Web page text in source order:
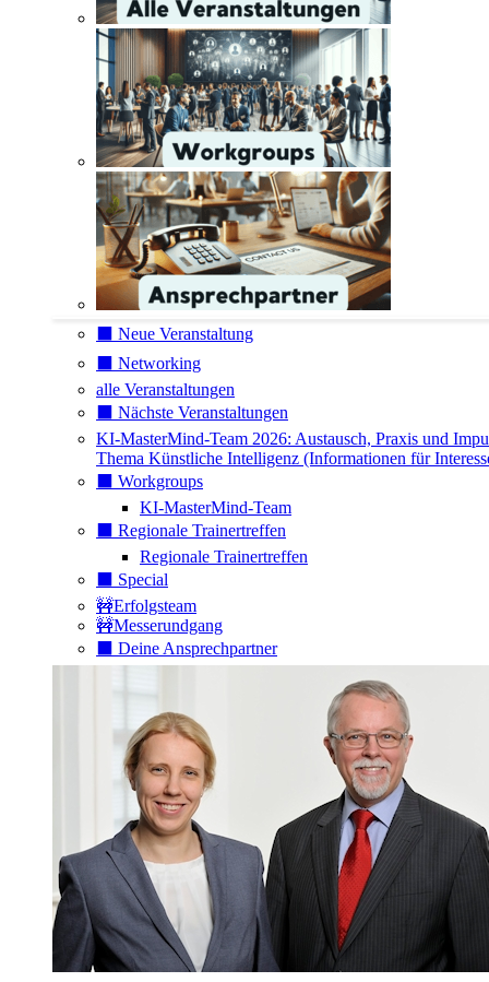
⬛️ Neue Veranstaltung
⬛️ Networking
alle Veranstaltungen
⬛️ Nächste Veranstaltungen
KI-MasterMind-Team 2026: Austausch, Praxis und
Thema Künstliche Intelligenz (Informationen für
⬛️ Workgroups
KI-MasterMind-Team
⬛️ Regionale Trainertreffen
Regionale Trainertreffen
⬛️ Special
🚧Erfolgsteam
🚧Messerundgang
⬛️ Deine Ansprechpartner